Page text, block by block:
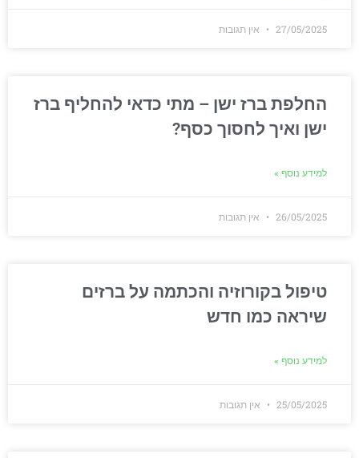
27/05/2025 אין תגובות
החלפת ברז ישן – מתי כדאי להחליף ברז
ישן ואיך לחסוך כסף?
למידע נוסף »
26/05/2025 אין תגובות
טיפול בקורוזיה והכתמה על ברזים
שיראה כמו חדש
למידע נוסף »
25/05/2025 אין תגובות